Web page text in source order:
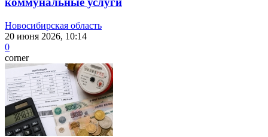
Новосибирская область
20 июня 2026, 10:14
0
corner